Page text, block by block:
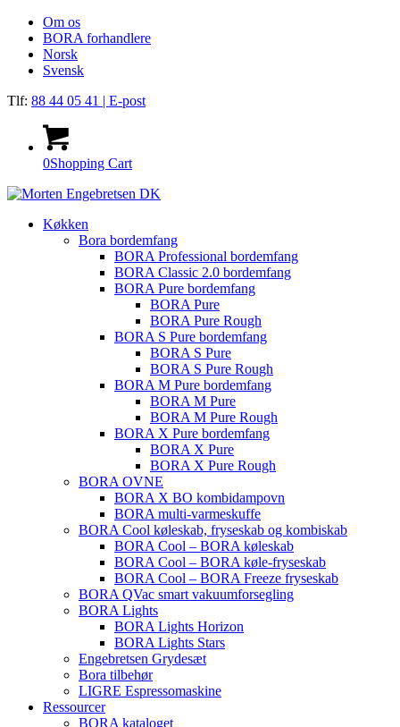
Om os
BORA forhandlere
Norsk
Svensk
Tlf: 88 44 05 41 | E-post
0Shopping Cart
Køkken
Bora bordemfang
BORA Professional bordemfang
BORA Classic 2.0 bordemfang
BORA Pure bordemfang
BORA Pure
BORA Pure Rough
BORA S Pure bordemfang
BORA S Pure
BORA S Pure Rough
BORA M Pure bordemfang
BORA M Pure
BORA M Pure Rough
BORA X Pure bordemfang
BORA X Pure
BORA X Pure Rough
BORA OVNE
BORA X BO kombidampovn
BORA multi-varmeskuffe
BORA Cool køleskab, fryseskab og kombiskab
BORA Cool – BORA køleskab
BORA Cool – BORA køle-fryseskab
BORA Cool – BORA Freeze fryseskab
BORA QVac smart vakuumforsegling
BORA Lights
BORA Lights Horizon
BORA Lights Stars
Engebretsen Grydesæt
Bora tilbehør
LIGRE Espressomaskine
Ressourcer
BORA kataloget